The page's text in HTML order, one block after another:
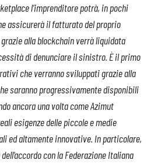
l’imprenditore potrà, in pochi
assicurerà il fatturato del proprio
alla blockchain verrà liquidata
di denunciare il sinistro. È il primo
che verranno sviluppati grazie alla
saranno progressivamente disponibili
ancora una volta come Azimut
esigenze delle piccole e medie
ed altamente innovative. In particolare,
con la Federazione Italiana